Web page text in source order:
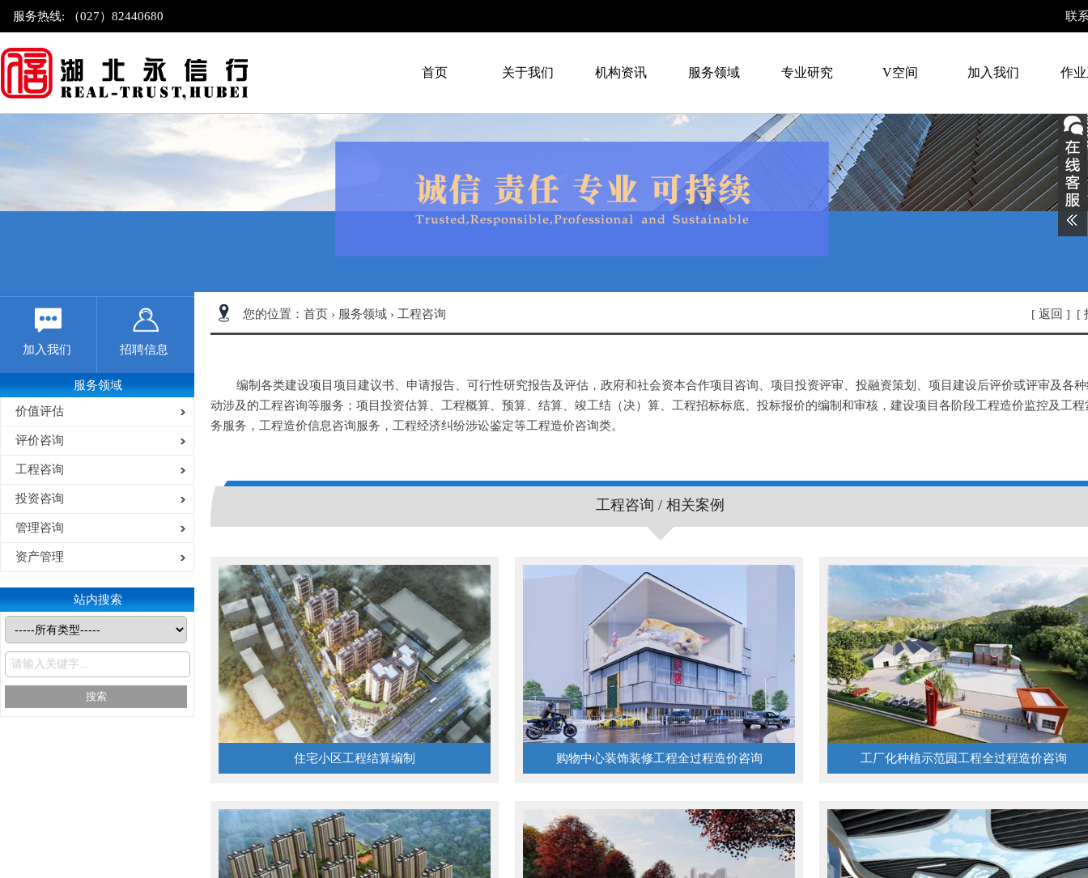
服务热线: （027）82440680 联
首页 关于我们 机构资讯 服务领域 专业研究 V空间 加入我们 作
加入我们 招聘信息
服务领域
价值评估
评价咨询
工程咨询
投资咨询
管理咨询
资产管理
站内搜索
搜索
您的位置： 首页 › 服务领域 › 工程咨询 [ 返回 ] [
编制各类建设项目项目建议书、申请报告、可行性研究报告及评估，政府和社会资本合作项目咨询、项目投资评审、投融资策划、项目建设后评价或评审及各
动涉及的工程咨询等服务；项目投资估算、工程概算、预算、结算、竣工结（决）算、工程招标标底、投标报价的编制和审核，建设项目各阶段工程造价监控及工程
务服务，工程造价信息咨询服务，工程经济纠纷涉讼鉴定等工程造价咨询类。
工程咨询 / 相关案例
住宅小区工程结算编制 购物中心装饰装修工程全过程造价咨询 工厂化种植示范园工程全过程造价咨询